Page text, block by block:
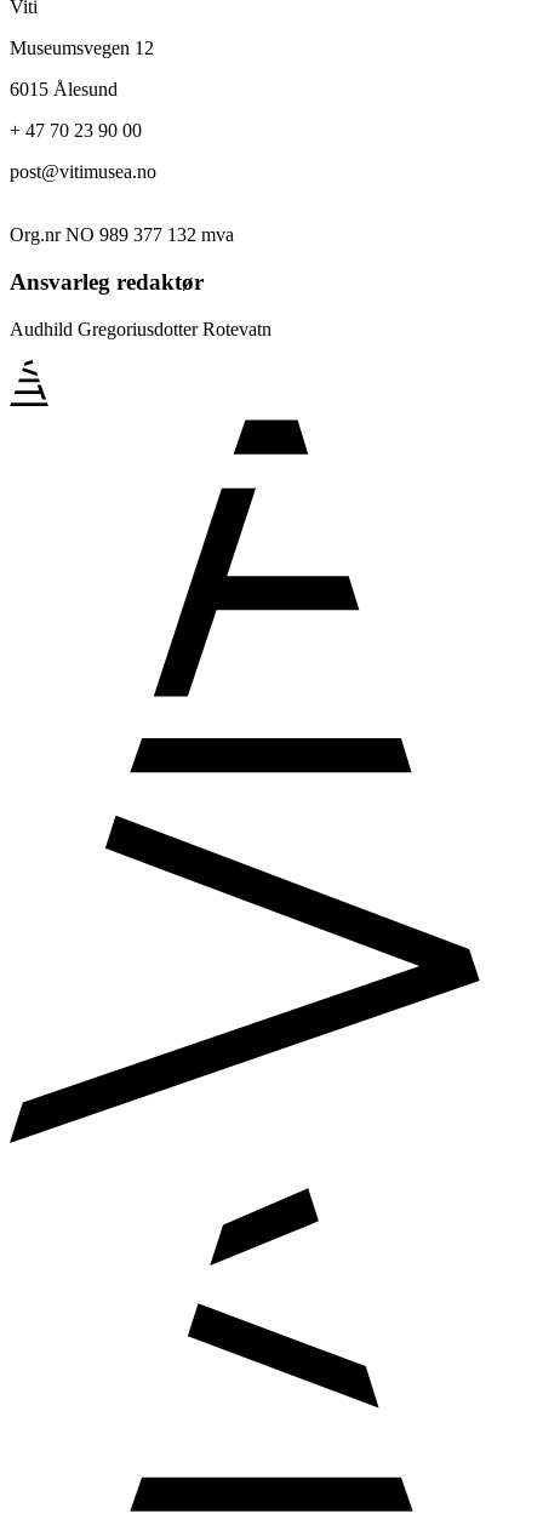
Viti
Museumsvegen 12
6015 Ålesund
+ 47 70 23 90 00
post@vitimusea.no
Org.nr NO 989 377 132 mva
Ansvarleg redaktør
Audhild Gregoriusdotter Rotevatn